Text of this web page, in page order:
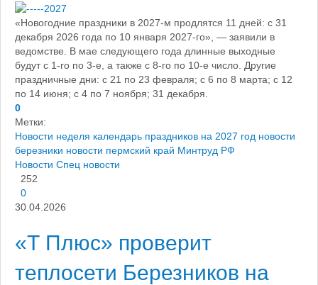
«Новогодние праздники в 2027-м продлятся 11 дней: с 31
декабря 2026 года по 10 января 2027-го», — заявили в
ведомстве. В мае следующего года длинные выходные
будут с 1-го по 3-е, а также с 8-го по 10-е число. Другие
праздничные дни: с 21 по 23 февраля; с 6 по 8 марта; с 12
по 14 июня; с 4 по 7 ноября; 31 декабря.
0
Метки:
Новости неделя календарь праздников на 2027 год новости
березники новости пермский край Минтруд РФ
Новости Спец новости
252
0
30.04.2026
«Т Плюс» проверит
теплосети Березников на